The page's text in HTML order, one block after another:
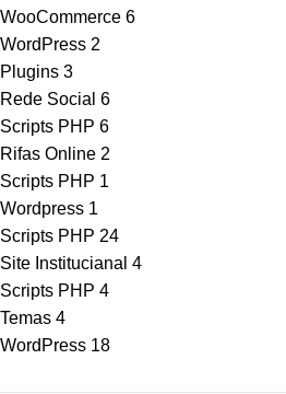
WooCommerce 6
WordPress 2
Plugins 3
Rede Social 6
Scripts PHP 6
Rifas Online 2
Scripts PHP 1
Wordpress 1
Scripts PHP 24
Site Institucianal 4
Scripts PHP 4
Temas 4
WordPress 18